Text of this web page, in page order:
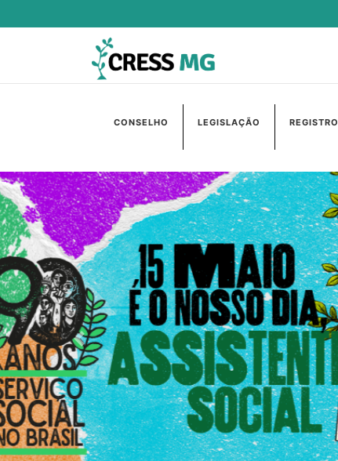
CONSELHO LEGISLAÇÃO REGISTRO
Anterior